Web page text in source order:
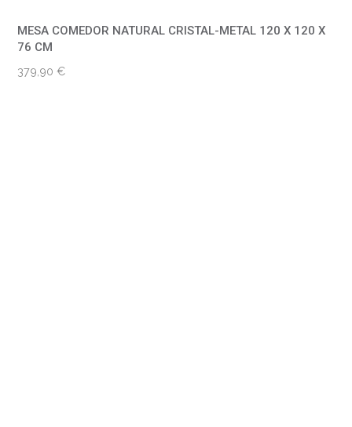
MESA COMEDOR NATURAL CRISTAL-METAL 120 X 120 X
76 CM
379,90€